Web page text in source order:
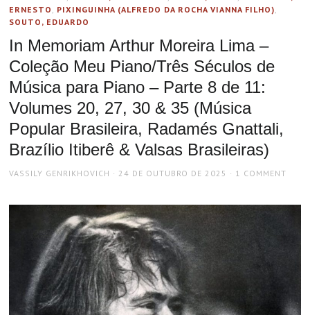
ERNESTO , PIXINGUINHA (ALFREDO DA ROCHA VIANNA FILHO),
SOUTO, EDUARDO
In Memoriam Arthur Moreira Lima –
Coleção Meu Piano/Três Séculos de
Música para Piano – Parte 8 de 11:
Volumes 20, 27, 30 & 35 (Música
Popular Brasileira, Radamés Gnattali,
Brazílio Itiberê & Valsas Brasileiras)
AUTHOR
VASSILY GENRIKHOVICH
POSTED
24 DE OUTUBRO DE 2025 1 COMMENT